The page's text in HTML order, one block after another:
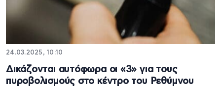
24.03.2025, 10:10
Δικάζονται αυτόφωρα οι «3» για τους
πυροβολισμούς στο κέντρο του Ρεθύμνου